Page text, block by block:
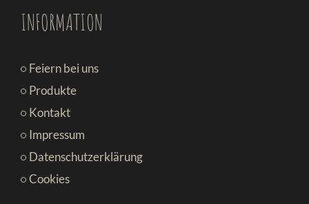
INFORMATION
Feiern bei uns
Produkte
Kontakt
Impressum
Datenschutzerklärung
Cookies